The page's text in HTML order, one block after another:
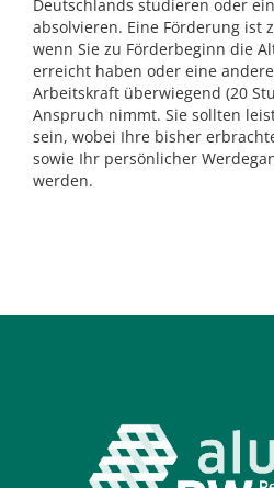
Deutschlands studieren oder
absolvieren. Eine Förderung ist
wenn Sie zu Förderbeginn die
erreicht haben oder eine
Arbeitskraft überwiegend (20
Anspruch nimmt. Sie sollten
sein, wobei Ihre bisher
sowie Ihr persönlicher
werden.